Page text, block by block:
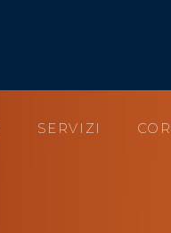
SERVIZI